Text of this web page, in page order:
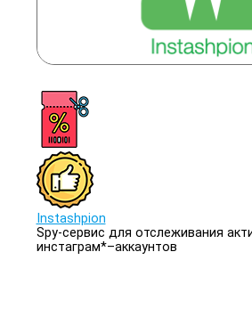
Instashpion
Spy-сервис для отслеживания
инстаграм*–аккаунтов